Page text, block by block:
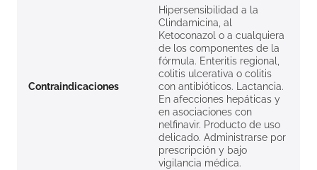
Contraindicaciones
Hipersensibilidad a la
Clindamicina, al
Ketoconazol o a cualquiera
de los componentes de la
fórmula. Enteritis regional,
colitis ulcerativa o colitis
con antibióticos. Lactancia.
En afecciones hepáticas y
en asociaciones con
nelfinavir. Producto de uso
delicado. Administrarse por
prescripción y bajo
vigilancia médica.